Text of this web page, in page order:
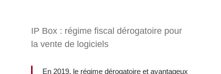
IP Box : régime fiscal dérogatoire pour
la vente de logiciels
En 2019, le régime dérogatoire et avantageux